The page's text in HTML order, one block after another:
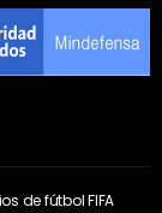
de fútbol FIFA